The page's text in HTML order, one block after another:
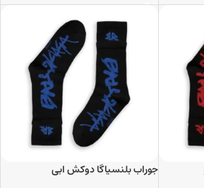
جوراب بلنسیاگا دوکش ابی